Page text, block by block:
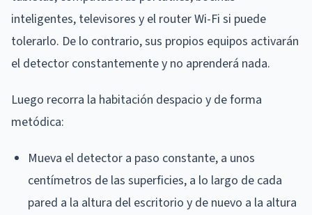
inteligentes, televisores y el router Wi-Fi si puede
tolerarlo. De lo contrario, sus propios equipos activarán
el detector constantemente y no aprenderá nada.
Luego recorra la habitación despacio y de forma
metódica:
Mueva el detector a paso constante, a unos
centímetros de las superficies, a lo largo de cada
pared a la altura del escritorio y de nuevo a la altura